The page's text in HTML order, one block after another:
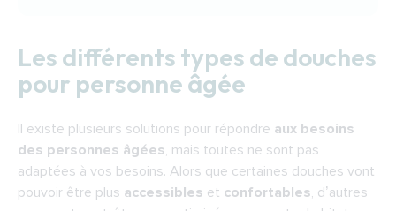
Les différents types de douches
pour personne âgée
Il existe plusieurs solutions pour répondre aux besoins
des personnes âgées, mais toutes ne sont pas
adaptées à vos besoins. Alors que certaines douches vont
pouvoir être plus accessibles et confortables, d’autres